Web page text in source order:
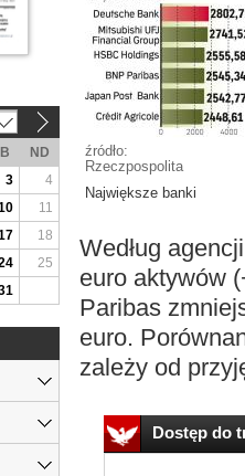
źródło:
Rzeczpospolita
Największe banki
Według
euro aktywów
Paribas
euro.
zależy od
Dostęp do
ND
3
4
11
18
25